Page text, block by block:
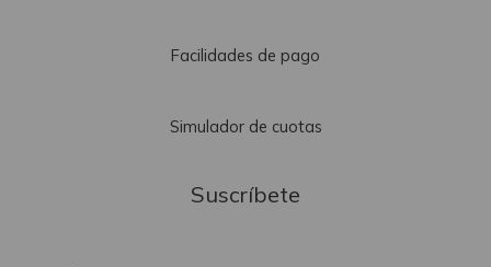
Facilidades de pago
Simulador de cuotas
Suscríbete